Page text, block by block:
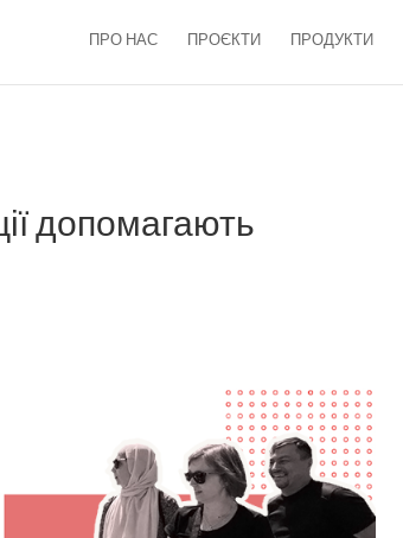
ПРО НАС ПРОЄКТИ ПРОДУКТИ
допомагають